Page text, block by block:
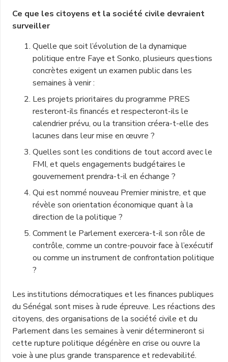
Ce que les citoyens et la société civile devraient
surveiller
Quelle que soit l’évolution de la dynamique
politique entre Faye et Sonko, plusieurs questions
concrètes exigent un examen public dans les
semaines à venir :
Les projets prioritaires du programme PRES
resteront-ils financés et respecteront-ils le
calendrier prévu, ou la transition créera-t-elle des
lacunes dans leur mise en œuvre ?
Quelles sont les conditions de tout accord avec le
FMI, et quels engagements budgétaires le
gouvernement prendra-t-il en échange ?
Qui est nommé nouveau Premier ministre, et que
révèle son orientation économique quant à la
direction de la politique ?
Comment le Parlement exercera-t-il son rôle de
contrôle, comme un contre-pouvoir face à l’exécutif
ou comme un instrument de confrontation politique
?
Les institutions démocratiques et les finances publiques
du Sénégal sont mises à rude épreuve. Les réactions des
citoyens, des organisations de la société civile et du
Parlement dans les semaines à venir détermineront si
cette rupture politique dégénère en crise ou ouvre la
voie à une plus grande transparence et redevabilité.